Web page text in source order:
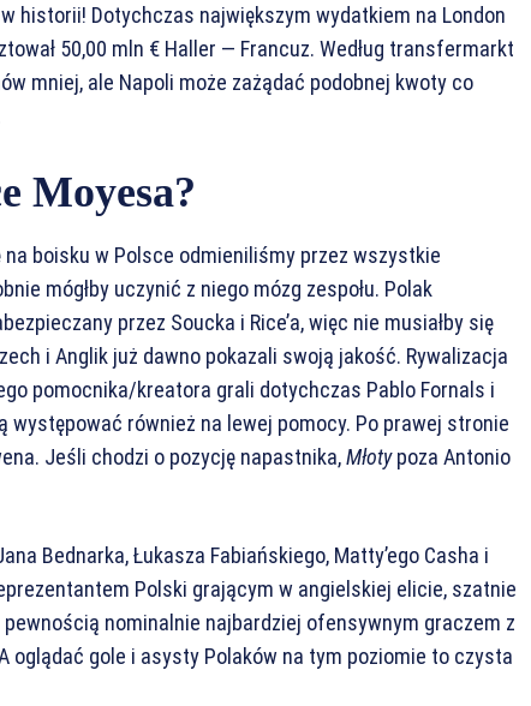
historii! Dotychczas największym wydatkiem na London
50,00 mln € Haller — Francuz. Według transfermarkt
mniej, ale Napoli może zażądać podobnej kwoty co
Moyesa?
boisku w Polsce odmieniliśmy przez wszystkie
mógłby uczynić z niego mózg zespołu. Polak
przez Soucka i Rice’a, więc nie musiałby się
i Anglik już dawno pokazali swoją jakość. Rywalizacja
pomocnika/kreatora grali dotychczas Pablo Fornals i
występować również na lewej pomocy. Po prawej stronie
Jeśli chodzi o pozycję napastnika,Młotypoza Antonio
Bednarka, Łukasza Fabiańskiego, Matty’ego Casha i
Polski grającym w angielskiej elicie, szatnie
pewnością nominalnie najbardziej ofensywnym graczem z
oglądać gole i asysty Polaków na tym poziomie to czysta